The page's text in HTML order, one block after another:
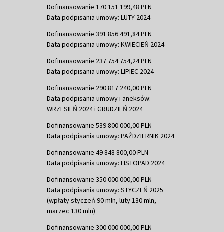
Dofinansowanie 170 151 199,48 PLN
Data podpisania umowy: LUTY 2024
Dofinansowanie 391 856 491,84 PLN
Data podpisania umowy: KWIECIEŃ 2024
Dofinansowanie 237 754 754,24 PLN
Data podpisania umowy: LIPIEC 2024
Dofinansowanie 290 817 240,00 PLN
Data podpisania umowy i aneksów:
WRZESIEŃ 2024 i GRUDZIEŃ 2024
Dofinansowanie 539 800 000,00 PLN
Data podpisania umowy: PAŹDZIERNIK 2024
Dofinansowanie 49 848 800,00 PLN
Data podpisania umowy: LISTOPAD 2024
Dofinansowanie 350 000 000,00 PLN
Data podpisania umowy: STYCZEŃ 2025
(wpłaty styczeń 90 mln, luty 130 mln,
marzec 130 mln)
Dofinansowanie 300 000 000,00 PLN